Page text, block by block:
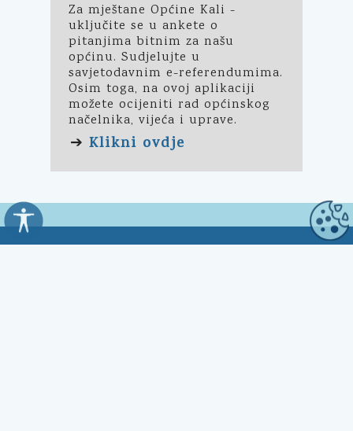
Za mještane Općine Kali -
uključite se u ankete o
pitanjima bitnim za našu
općinu. Sudjelujte u
savjetodavnim e-referendumima.
Osim toga, na ovoj aplikaciji
možete ocijeniti rad općinskog
načelnika, vijeća i uprave.
➔ Klikni ovdje